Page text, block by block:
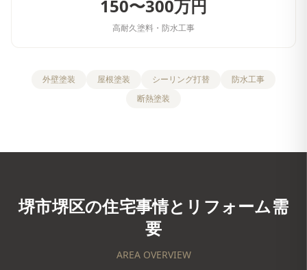
150〜300万円
高耐久塗料・防水工事
外壁塗装 屋根塗装 シーリング打替
防水工事
断熱塗装
堺市堺区の住宅事情とリフォーム需
要
AREA OVERVIEW